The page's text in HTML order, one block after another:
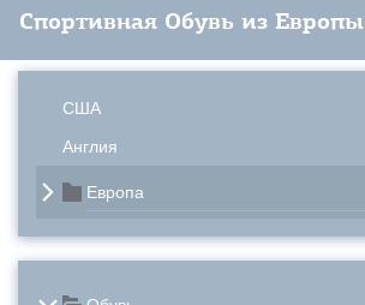
Спортивная Обувь из Европы
США
Англия
Европа